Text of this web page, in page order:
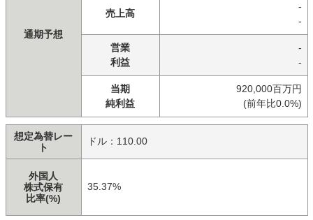
通期予想
売上高
-
-
営業
利益
-
-
当期
純利益
920,000百万円
(前年比0.0%)
想定為替レー
ト
ドル：110.00
外国人
株式保有
比率(%)
35.37%